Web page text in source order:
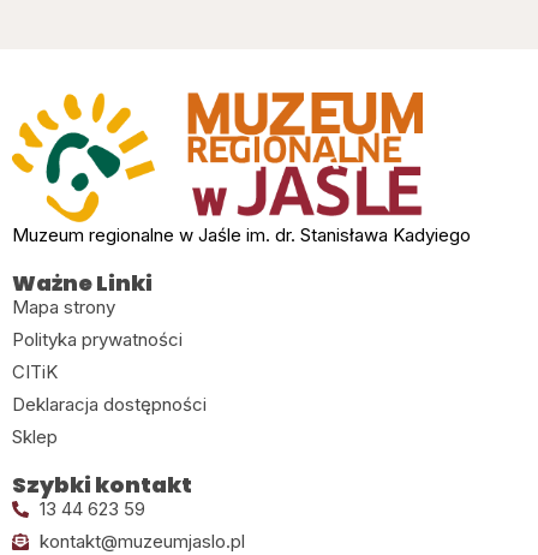
Muzeum regionalne w Jaśle im. dr. Stanisława Kadyiego
Ważne Linki
Mapa strony
Polityka prywatności
CITiK
Deklaracja dostępności
Sklep
Szybki kontakt
13 44 623 59
kontakt@muzeumjaslo.pl